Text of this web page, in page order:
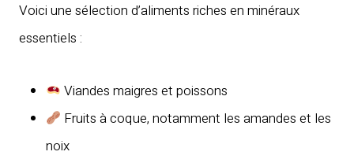
Voici une sélection d’aliments riches en minéraux
essentiels :
Viandes maigres et poissons
Fruits à coque, notamment les amandes et les
noix